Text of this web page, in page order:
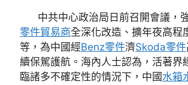
中共中心政治局日前召開會議，
零件貿易商全深化改造、擴年夜高程
等，為中國經Benz零件濟Skoda零件
續保駕護航。海內人士認為，活著界
臨諸多不確定性的情況下，中國水箱